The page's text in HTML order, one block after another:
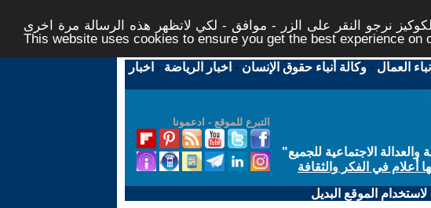
نرجو النقر على الزر - موافق - لكي لاتظهر هذه الرسالة مرة اخرى -
This website uses cookies to ensure you get the best experience on
العمال -وكالة أنباء حقوق الإنسان - اخبار الرياضة - اخبار
التبرع للموقع - ادعمونا
الاجتماعية للجميع"
أعلام في الفكر والثقافة
الموقع البديل